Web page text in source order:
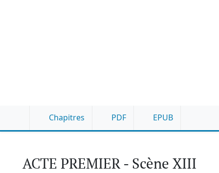
Chapitres PDF EPUB
ACTE PREMIER - Scène XIII